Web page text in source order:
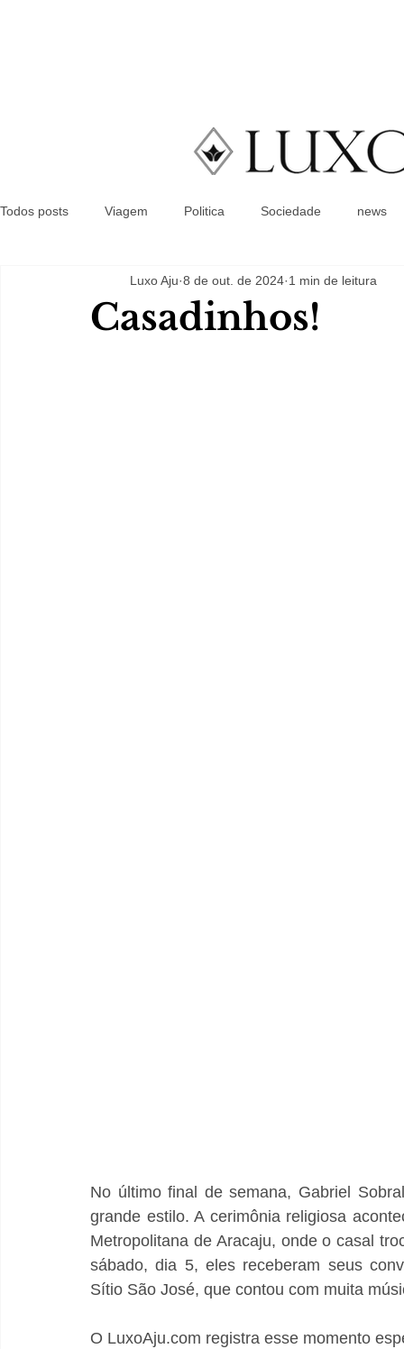
Todos posts Viagem Politica Sociedade news
Casadinhos!
Luxo Aju 8 de out. de 2024 1 min de leitura
No último final de semana, Gabriel
grande estilo. A cerimônia religiosa
Metropolitana de Aracaju, onde o casal
sábado, dia 5, eles receberam seus
Sítio São José, que contou com muita
O LuxoAju.com registra esse momento